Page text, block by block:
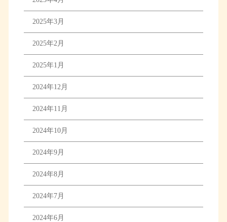
2025年3月
2025年2月
2025年1月
2024年12月
2024年11月
2024年10月
2024年9月
2024年8月
2024年7月
2024年6月